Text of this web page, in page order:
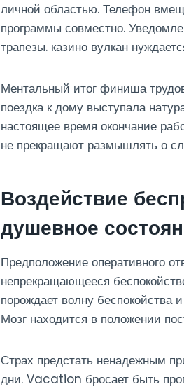
личной областью. Телефон
программы совместно.
трапезы. казино вулкан
Ментальный итог финиша
поездка к дому выступала
настоящее время окончание
не прекращают размышлять о
Воздействие
душевное
Предположение оперативного
непрекращающееся
порождает волну беспокойства
Мозг находится в положении
Страх предстать ненадежным
дни. Vacation бросает быть